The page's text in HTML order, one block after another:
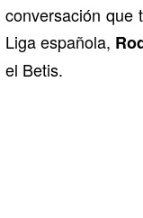
conversación que
Liga española,
el Betis.